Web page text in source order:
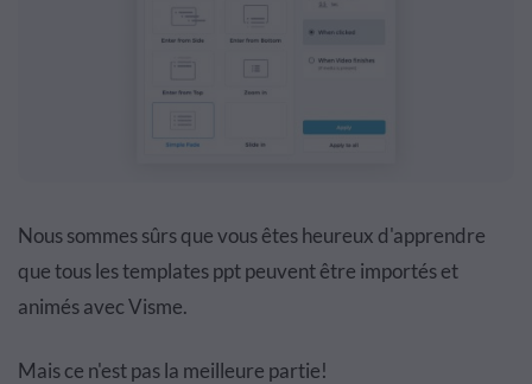
Nous sommes sûrs que vous êtes heureux d'apprendre
que tous les templates ppt peuvent être importés et
animés avec Visme.
Mais ce n'est pas la meilleure partie!